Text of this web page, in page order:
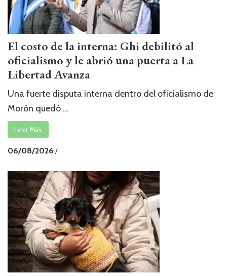
El costo de la interna: Ghi debilitó al
oficialismo y le abrió una puerta a La
Libertad Avanza
Una fuerte disputa interna dentro del oficialismo de
Morón quedó ...
Leer Más
06/08/2026 /